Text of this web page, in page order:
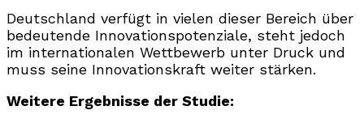
Deutschland verfügt in vielen dieser Bereich über
bedeutende Innovationspotenziale, steht jedoch
im internationalen Wettbewerb unter Druck und
muss seine Innovationskraft weiter stärken.
Weitere Ergebnisse der Studie: